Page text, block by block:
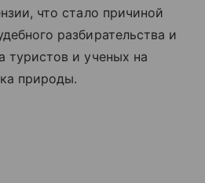
что стало причиной
разбирательства и
туристов и ученых на
природы.